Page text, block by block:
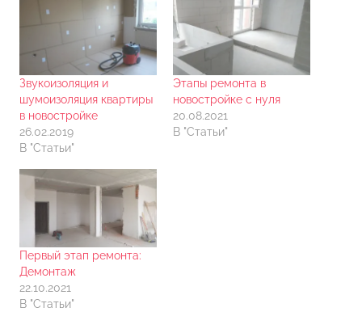
Звукоизоляция и
шумоизоляция квартиры
в новостройке
26.02.2019
В "Статьи"
Этапы ремонта в
новостройке с нуля
20.08.2021
В "Статьи"
Первый этап ремонта:
Демонтаж
22.10.2021
В "Статьи"